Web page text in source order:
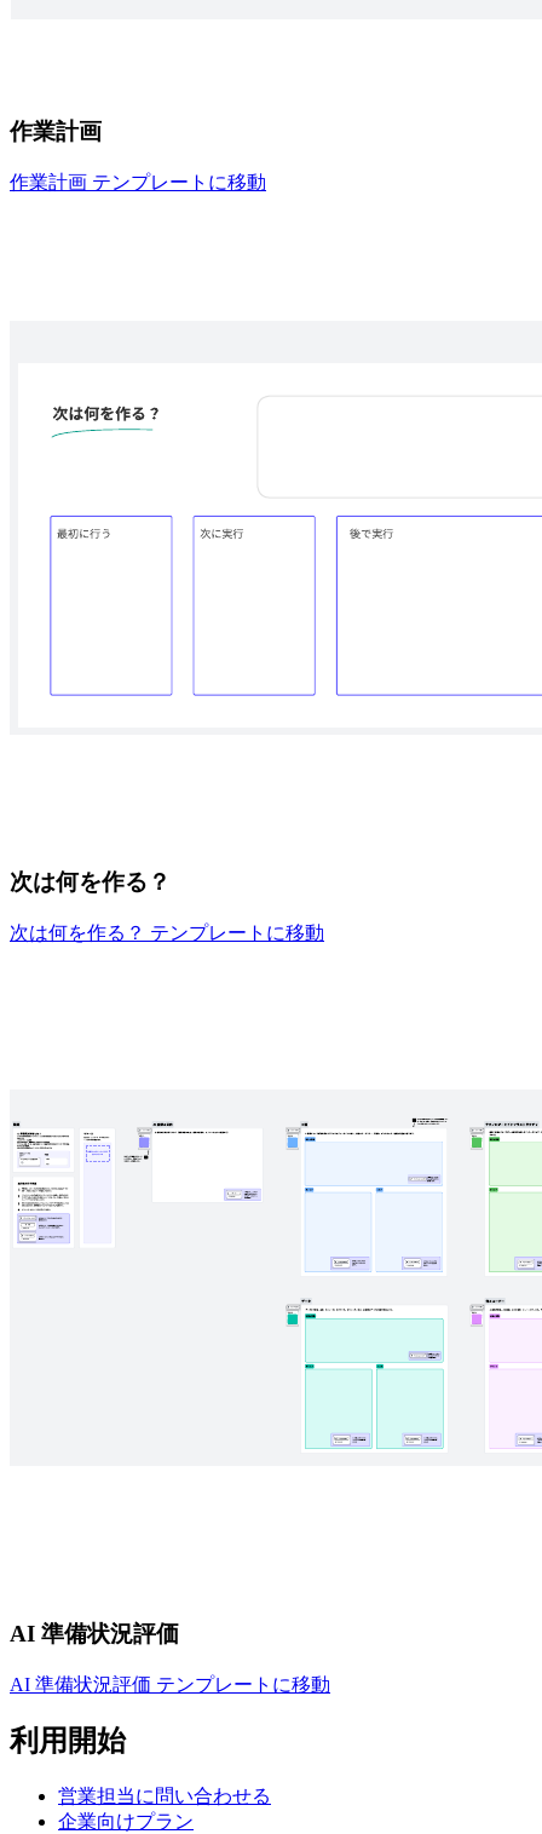
作業計画
作業計画 テンプレートに移動
次は何を作る？
次は何を作る？ テンプレートに移動
AI 準備状況評価
AI 準備状況評価 テンプレートに移動
利用開始
営業担当に問い合わせる
企業向けプラン